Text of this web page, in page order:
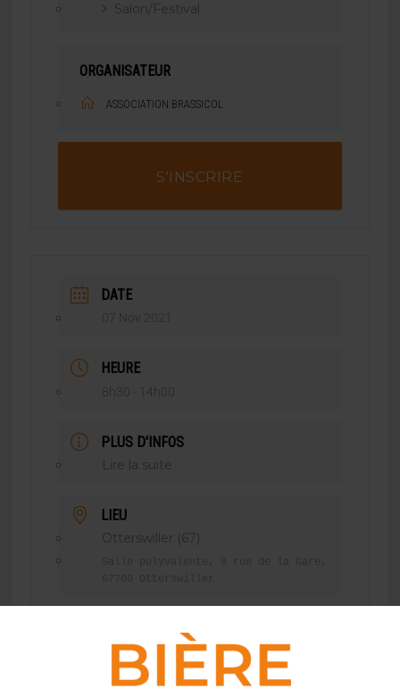
Salon/Festival
ORGANISATEUR
ASSOCIATION BRASSICOL
S'INSCRIRE
DATE
07 Nov 2021
HEURE
8h30 - 14h00
PLUS D'INFOS
Lire la suite
LIEU
Otterswiller (67)
Salon/Festival